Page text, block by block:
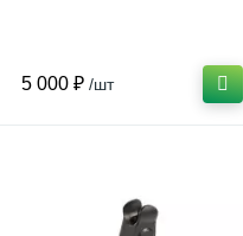
5 000 ₽ /шт